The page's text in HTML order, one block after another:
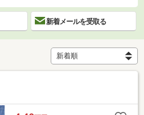
新着メールを受取る